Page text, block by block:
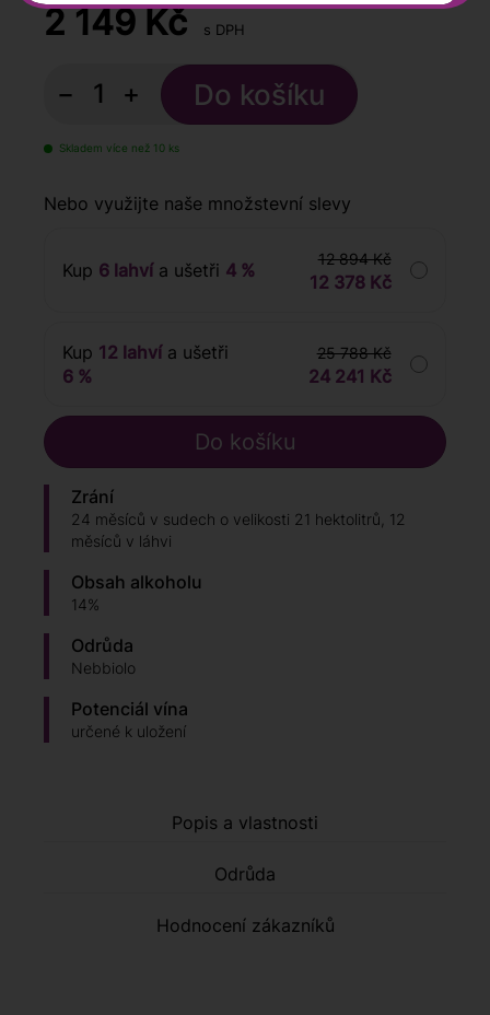
2 149Kč s DPH
− +
Skladem více než 10 ks
Nebo využijte naše množstevní slevy
Kup 6 lahvía ušetři 4 %
12 894 Kč
12 378 Kč
Kup 12 lahvía ušetři
6 %
25 788 Kč
24 241 Kč
Zrání
24 měsíců v sudech o velikosti 21 hektolitrů, 12
měsíců v láhvi
Obsah alkoholu
14%
Odrůda
Nebbiolo
Potenciál vína
určené k uložení
Popis a vlastnosti
Odrůda
Hodnocení zákazníků